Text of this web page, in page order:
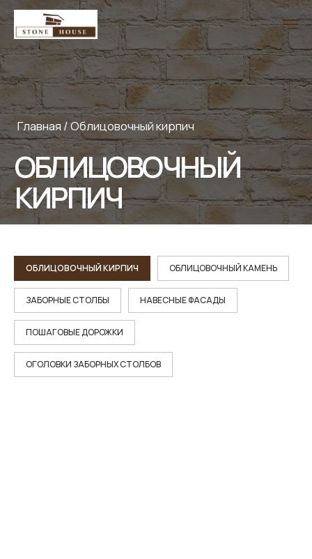
ОБЛИЦОВОЧНЫЙ
КИРПИЧ
Главная Облицовочный кирпич
ОБЛИЦОВОЧНЫЙ КИРПИЧ ОБЛИЦОВОЧНЫЙ КАМЕНЬ
ЗАБОРНЫЕ СТОЛБЫ НАВЕСНЫЕ ФАСАДЫ
ПОШАГОВЫЕ ДОРОЖКИ
ОГОЛОВКИ ЗАБОРНЫХ СТОЛБОВ